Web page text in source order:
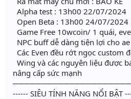
Alpha test : 13h00 22/07/2024
Open Beta : 13h00 24/07/2024
Game Free 10wcoin/ 1 quái,
NPC buff dễ dàng tiện lợi cho
Các Even đều rớt ngọc custom
Wing và các nguyên liệu được
nâng cấp sức mạnh
------ SIÊU TÍNH NĂNG NỔI BẬT